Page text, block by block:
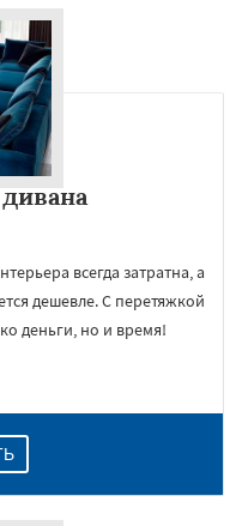
всегда затратна, а
дешевле. С перетяжкой
деньги, но и время!